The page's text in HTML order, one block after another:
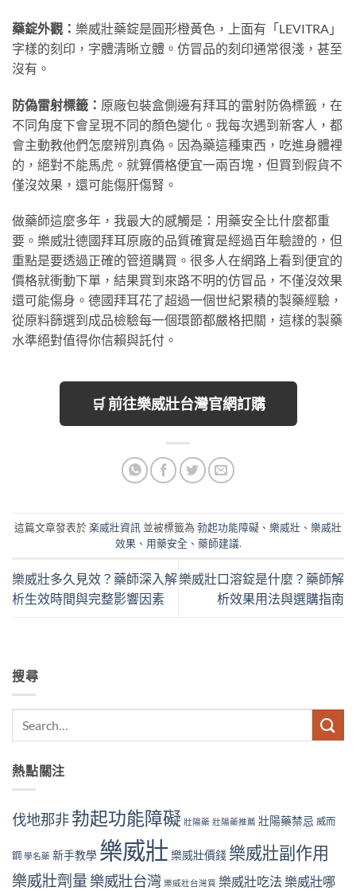
藥錠外觀： 樂威壯藥錠是圓形橙黃色，上面有「LEVITRA」
字樣的刻印，字體清晰立體。仿冒品的刻印通常很淺，甚至
沒有。
防偽雷射標籤： 原廠包裝盒側邊有拜耳的雷射防偽標籤，在
不同角度下會呈現不同的顏色變化。我每次遇到新客人，都
會主動教他們怎麼辨別真偽。因為藥這種東西，吃進身體裡
的，絕對不能馬虎。就算價格便宜一兩百塊，但買到假貨不
僅沒效果，還可能傷肝傷腎。
做藥師這麼多年，我最大的感觸是：用藥安全比什麼都重
要。樂威壯德國拜耳原廠的品質確實是經過百年驗證的，但
重點是要透過正確的管道購買。很多人在網路上看到便宜的
價格就衝動下單，結果買到來路不明的仿冒品，不僅沒效果
還可能傷身。德國拜耳花了超過一個世紀累積的製藥經驗，
從原料篩選到成品檢驗每一個環節都嚴格把關，這樣的製藥
水準絕對值得你信賴與託付。
🛒 前往樂威壯台灣官網訂購
這篇文章發表於楽威壯資訊 並被標籤為 勃起功能障礙 、 樂威壯 、 樂威壯
效果 、 用藥安全、 藥師建議.
樂威壯多久見效？藥師深入解
析生效時間與完整影響因素
樂威壯口溶錠是什麼？藥師解
析效果用法與選購指南
搜尋
熱點關注
伐地那非勃起功能障礙 壯陽藥 壯陽藥推薦 壯陽藥禁忌 威而
鋼 學名藥 新手教學 樂威壯樂威壯價錢 樂威壯副作用
樂威壯劑量 樂威壯台灣 樂威壯台灣買 樂威壯吃法樂威壯哪